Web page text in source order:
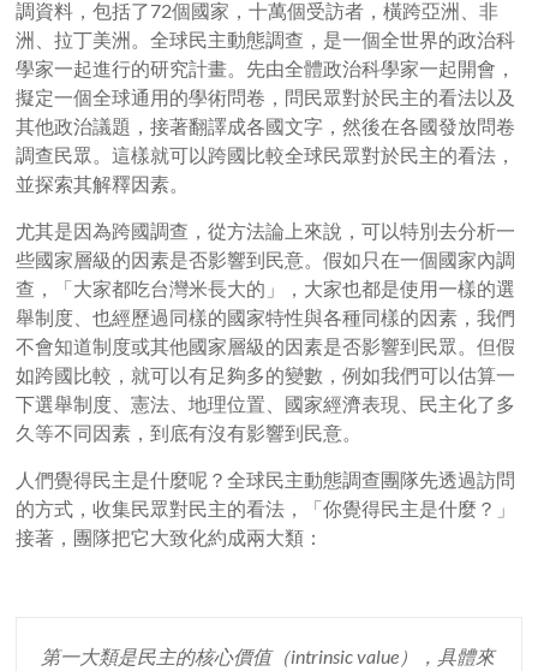
調資料，包括了72個國家，十萬個受訪者，橫跨亞洲、非
洲、拉丁美洲。全球民主動態調查，是一個全世界的政治科
學家一起進行的研究計畫。先由全體政治科學家一起開會，
擬定一個全球通用的學術問卷，問民眾對於民主的看法以及
其他政治議題，接著翻譯成各國文字，然後在各國發放問卷
調查民眾。這樣就可以跨國比較全球民眾對於民主的看法，
並探索其解釋因素。
尤其是因為跨國調查，從方法論上來說，可以特別去分析一
些國家層級的因素是否影響到民意。假如只在一個國家內調
查，「大家都吃台灣米長大的」，大家也都是使用一樣的選
舉制度、也經歷過同樣的國家特性與各種同樣的因素，我們
不會知道制度或其他國家層級的因素是否影響到民眾。但假
如跨國比較，就可以有足夠多的變數，例如我們可以估算一
下選舉制度、憲法、地理位置、國家經濟表現、民主化了多
久等不同因素，到底有沒有影響到民意。
人們覺得民主是什麼呢？全球民主動態調查團隊先透過訪問
的方式，收集民眾對民主的看法，「你覺得民主是什麼？」
接著，團隊把它大致化約成兩大類：
第一大類是民主的核心價值（intrinsic value ），具體來